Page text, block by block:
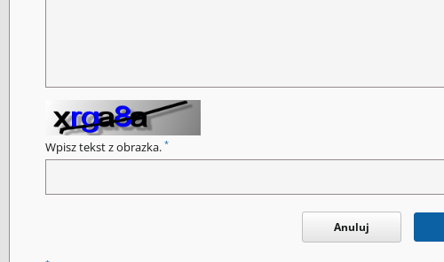
Wpisz tekst z obrazka. *
Anuluj